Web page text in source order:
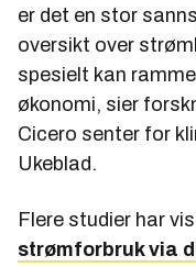
er det en stor
oversikt over
spesielt kan
økonomi, sier
Cicero senter for
Ukeblad.
Flere studier har
strømforbruk via